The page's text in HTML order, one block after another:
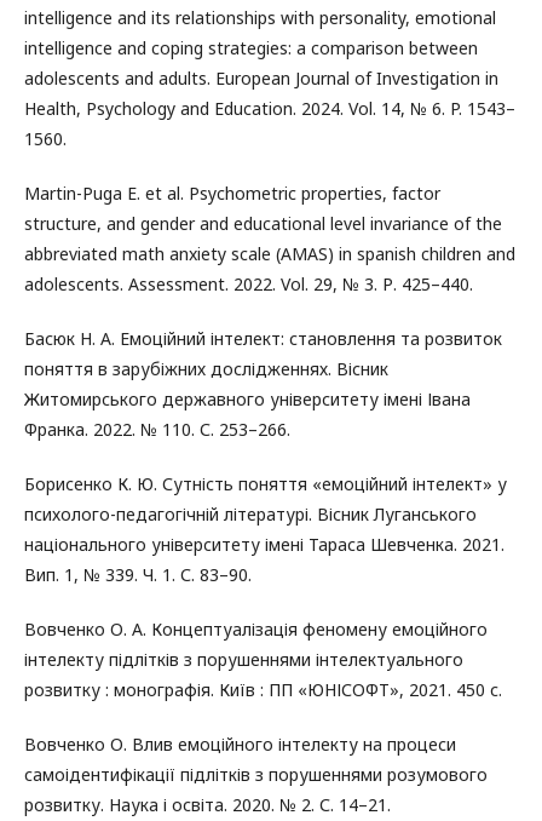
intelligence and its relationships with personality, emotional
intelligence and coping strategies: a comparison between
adolescents and adults. European Journal of Investigation in
Health, Psychology and Education. 2024. Vol. 14, № 6. P. 1543–
1560.
Martin-Puga E. et al. Psychometric properties, factor
structure, and gender and educational level invariance of the
abbreviated math anxiety scale (AMAS) in spanish children and
adolescents. Assessment. 2022. Vol. 29, № 3. Р. 425–440.
Басюк Н. А. Емоційний інтелект: становлення та розвиток
поняття в зарубіжних дослідженнях. Вісник
Житомирського державного університету імені Івана
Франка. 2022. № 110. С. 253–266.
Борисенко К. Ю. Сутність поняття «емоційний інтелект» у
психолого-педагогічній літературі. Вісник Луганського
національного університету імені Тараса Шевченка. 2021.
Вип. 1, № 339. Ч. 1. С. 83–90.
Вовченко О. А. Концептуалізація феномену емоційного
інтелекту підлітків з порушеннями інтелектуального
розвитку : монографія. Київ : ПП «ЮНІСОФТ», 2021. 450 с.
Вовченко О. Влив емоційного інтелекту на процеси
самоідентифікації підлітків з порушеннями розумового
розвитку. Наука і освітa. 2020. № 2. С. 14–21.